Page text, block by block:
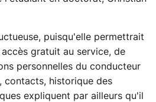
puisqu'elle permettrait
gratuit au service, de
personnelles du conducteur
contacts, historique des
expliquent par ailleurs qu'il